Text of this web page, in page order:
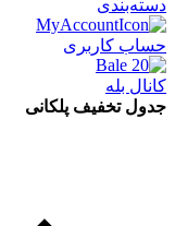
دسته‌بندی
حساب کاربری
کانال بله
جدول تخفیف پلکانی